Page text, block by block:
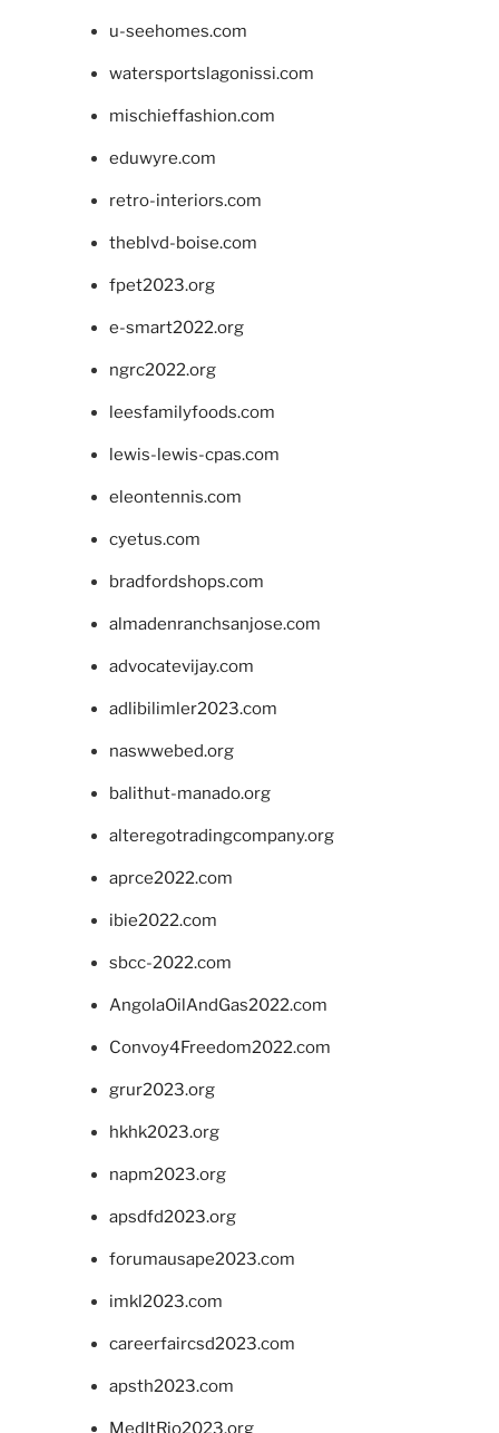
u-seehomes.com
watersportslagonissi.com
mischieffashion.com
eduwyre.com
retro-interiors.com
theblvd-boise.com
fpet2023.org
e-smart2022.org
ngrc2022.org
leesfamilyfoods.com
lewis-lewis-cpas.com
eleontennis.com
cyetus.com
bradfordshops.com
almadenranchsanjose.com
advocatevijay.com
adlibilimler2023.com
naswwebed.org
balithut-manado.org
alteregotradingcompany.org
aprce2022.com
ibie2022.com
sbcc-2022.com
AngolaOilAndGas2022.com
Convoy4Freedom2022.com
grur2023.org
hkhk2023.org
napm2023.org
apsdfd2023.org
forumausape2023.com
imkl2023.com
careerfaircsd2023.com
apsth2023.com
MedItRio2023.org